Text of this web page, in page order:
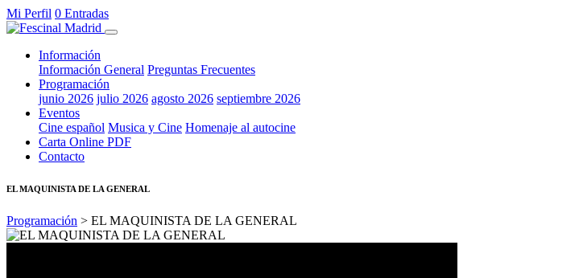
Mi Perfil 0 Entradas
Información
Información General Preguntas Frecuentes
Programación
junio 2026 julio 2026 agosto 2026 septiembre 2026
Eventos
Cine español Musica y Cine Homenaje al autocine
Carta Online PDF
Contacto
EL MAQUINISTA DE LA GENERAL
Programación > EL MAQUINISTA DE LA GENERAL